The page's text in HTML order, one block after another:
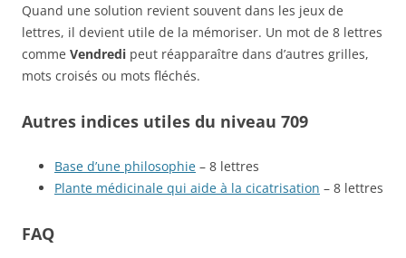
Quand une solution revient souvent dans les jeux de
lettres, il devient utile de la mémoriser. Un mot de 8 lettres
comme Vendredi peut réapparaître dans d’autres grilles,
mots croisés ou mots fléchés.
Autres indices utiles du niveau 709
Base d’une philosophie – 8 lettres
Plante médicinale qui aide à la cicatrisation – 8 lettres
FAQ